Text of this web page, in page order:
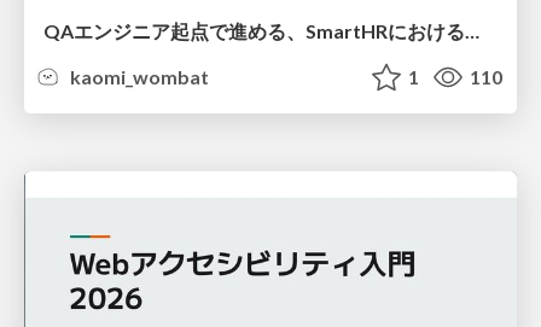
QAエンジニア起点で進める、SmartHRにおける信頼性向上について
kaomi_wombat
1 110